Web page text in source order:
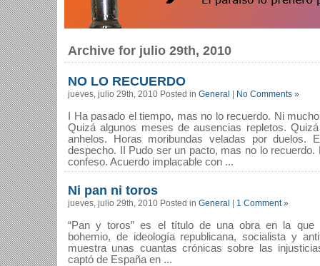
Archive for julio 29th, 2010
NO LO RECUERDO
jueves, julio 29th, 2010 Posted in General No Comments »
I Ha pasado el tiempo, mas no lo recuerdo. Ni
Quizá algunos meses de ausencias repletos.
anhelos. Horas moribundas veladas por duelos.
despecho. II Pudo ser un pacto, mas no lo recuerdo.
confeso. Acuerdo implacable con ...
Ni pan ni toros
jueves, julio 29th, 2010 Posted in General 1 Comment »
“Pan y toros” es el título de una obra en la que
bohemio, de ideología republicana, socialista y
muestra unas cuantas crónicas sobre las
captó de España en ...